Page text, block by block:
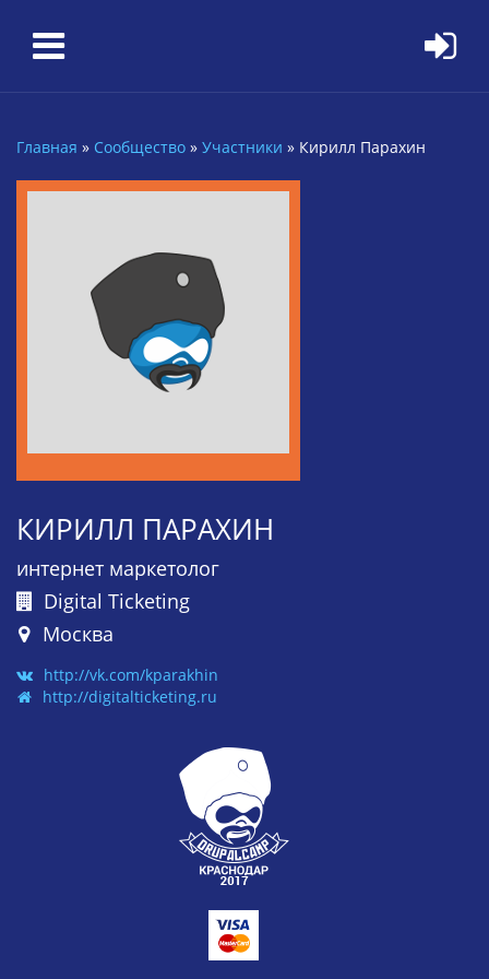
Вы здесь
Главная » Сообщество » Участники » Кирилл Парахин
КИРИЛЛ ПАРАХИН
интернет маркетолог
Digital Ticketing
Москва
http://vk.com/kparakhin
http://digitalticketing.ru